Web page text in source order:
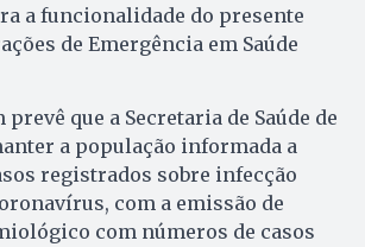
a funcionalidade do presente
de Emergência em Saúde
prevê que a Secretaria de Saúde de
a população informada a
registrados sobre infecção
com a emissão de
com números de casos